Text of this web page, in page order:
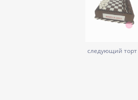
следующий торт